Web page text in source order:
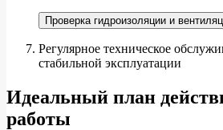
Проверка гидроизоляции и
Регулярное техническое
стабильной эксплуатации
Идеальный план
работы